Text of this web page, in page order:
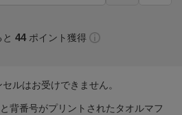
44 ポイント獲得
ルはお受けできません。
背番号がプリントされたタオルマフ